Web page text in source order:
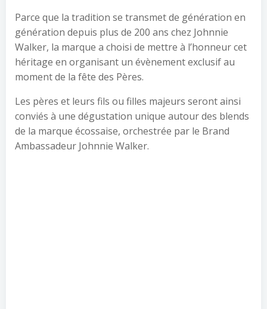
Parce que la tradition se transmet de génération en
génération depuis plus de 200 ans chez Johnnie
Walker, la marque a choisi de mettre à l’honneur cet
héritage en organisant un évènement exclusif au
moment de la fête des Pères.
Les pères et leurs fils ou filles majeurs seront ainsi
conviés à une dégustation unique autour des blends
de la marque écossaise, orchestrée par le Brand
Ambassadeur Johnnie Walker.